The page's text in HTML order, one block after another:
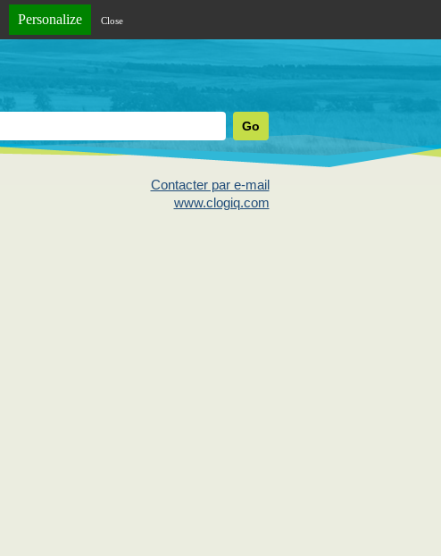
Contacter par e-mail
www.clogiq.com
Personalize Close